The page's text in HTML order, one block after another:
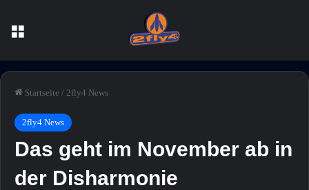
Startseite / 2fly4 News
2fly4 News
Das geht im November ab in
der Disharmonie